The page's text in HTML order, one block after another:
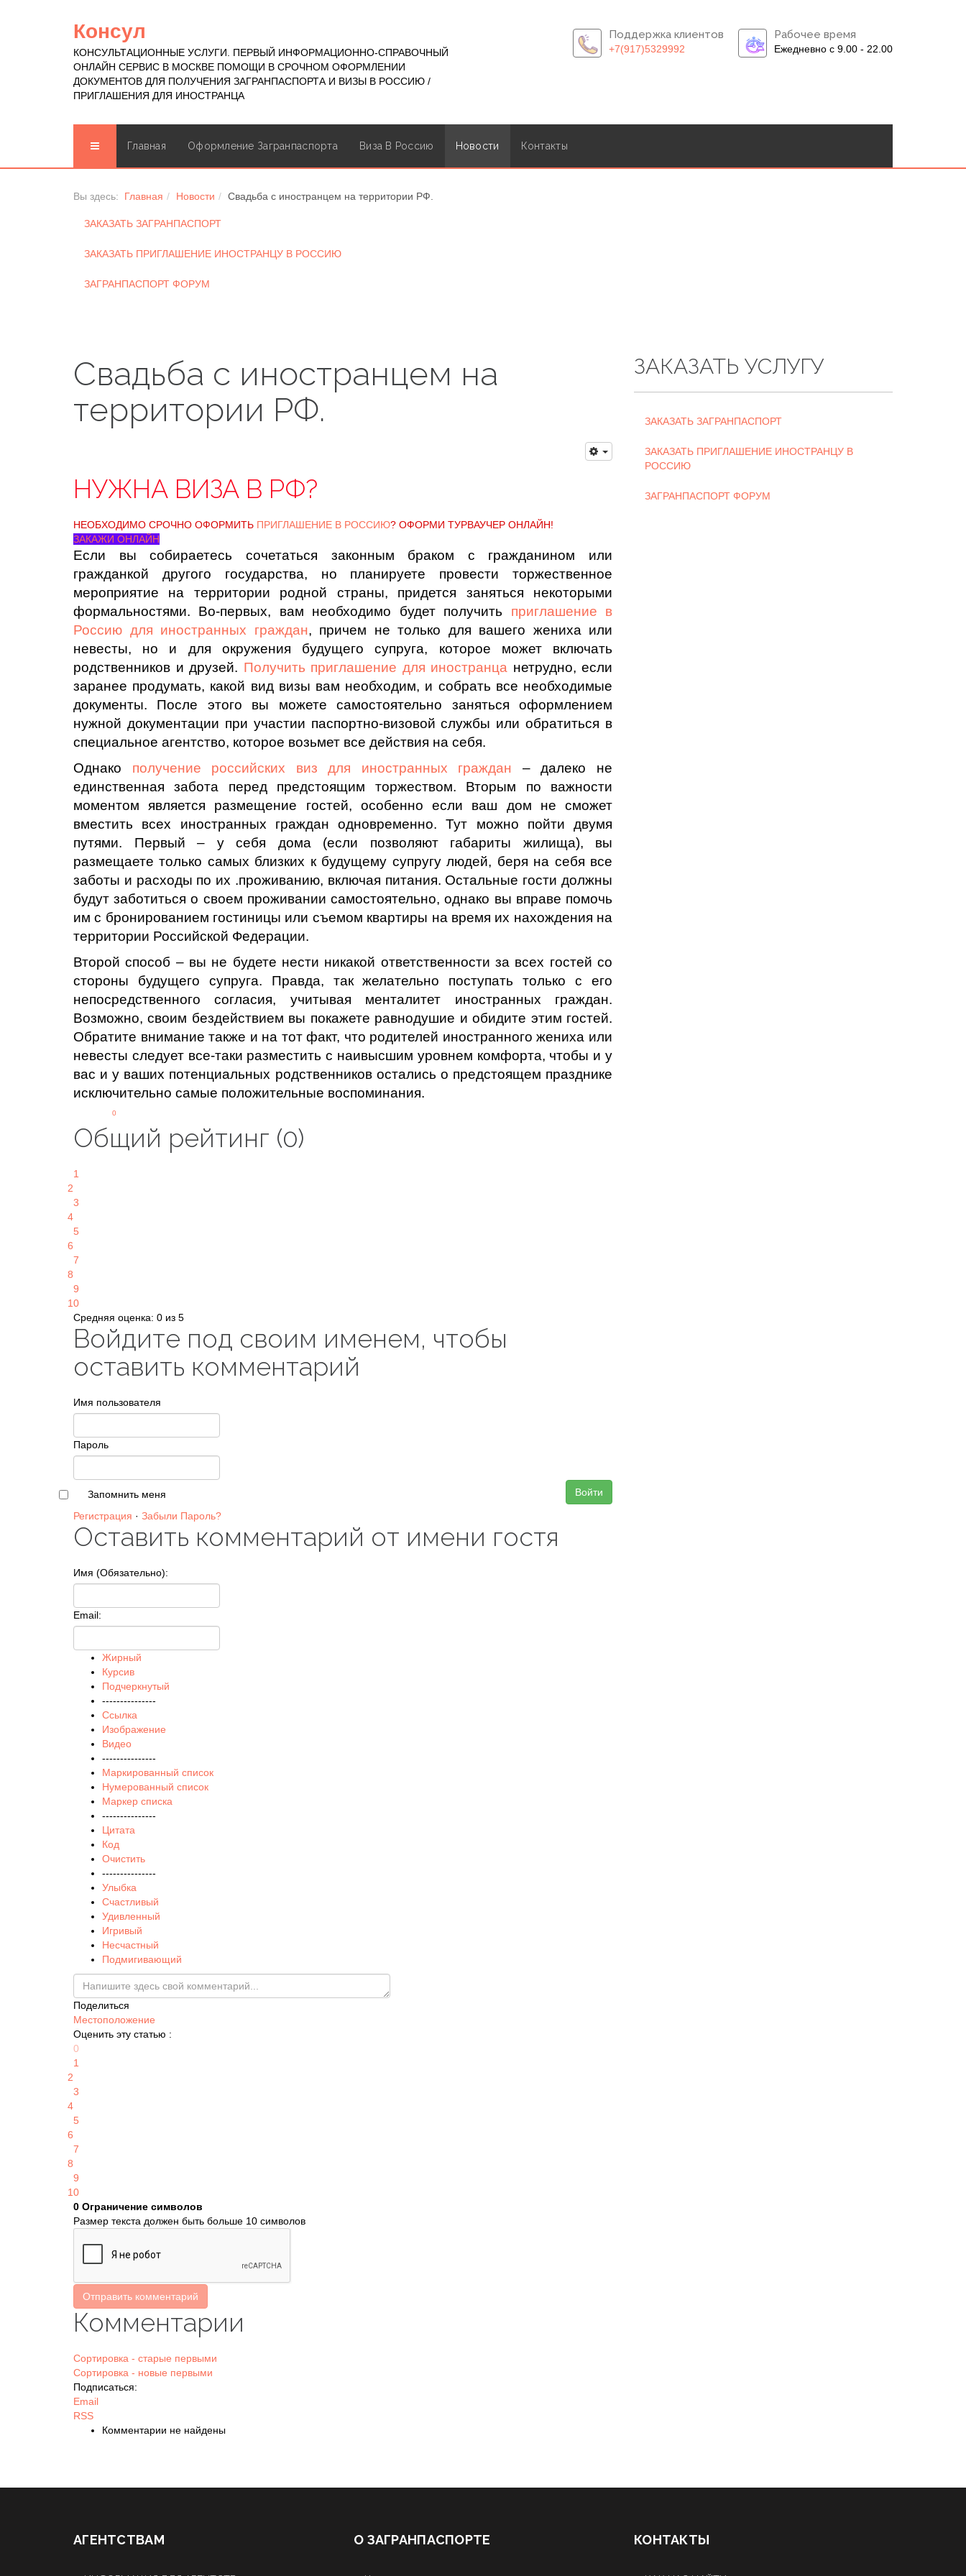
Консул
КОНСУЛЬТАЦИОННЫЕ УСЛУГИ. ПЕРВЫЙ ИНФОРМАЦИОННО-СПРАВОЧНЫЙ
ОНЛАЙН СЕРВИС В МОСКВЕ ПОМОЩИ В СРОЧНОМ ОФОРМЛЕНИИ
ДОКУМЕНТОВ ДЛЯ ПОЛУЧЕНИЯ ЗАГРАНПАСПОРТА И ВИЗЫ В РОССИЮ /
ПРИГЛАШЕНИЯ ДЛЯ ИНОСТРАНЦА
Поддержка клиентов
+7(917)5329992
Рабочее время
Ежедневно с 9.00 - 22.00
Главная Оформление Загранпаспорта Виза В Россию Новости Контакты
Вы здесь: Главная Новости Свадьба с иностранцем на территории РФ.
ЗАКАЗАТЬ ЗАГРАНПАСПОРТ
ЗАКАЗАТЬ ПРИГЛАШЕНИЕ ИНОСТРАНЦУ В РОССИЮ
ЗАГРАНПАСПОРТ ФОРУМ
Свадьба с иностранцем на
территории РФ.
НУЖНА ВИЗА В РФ?
НЕОБХОДИМО СРОЧНО ОФОРМИТЬ ПРИГЛАШЕНИЕ В РОССИЮ? ОФОРМИ ТУРВАУЧЕР ОНЛАЙН!
ЗАКАЖИ ОНЛАЙН
Если вы собираетесь сочетаться законным браком с гражданином или
гражданкой другого государства, но планируете провести торжественное
мероприятие на территории родной страны, придется заняться некоторыми
формальностями. Во-первых, вам необходимо будет получить приглашение в
Россию для иностранных граждан, причем не только для вашего жениха или
невесты, но и для окружения будущего супруга, которое может включать
родственников и друзей. Получить приглашение для иностранца нетрудно, если
заранее продумать, какой вид визы вам необходим, и собрать все необходимые
документы. После этого вы можете самостоятельно заняться оформлением
нужной документации при участии паспортно-визовой службы или обратиться в
специальное агентство, которое возьмет все действия на себя.
Однако получение российских виз для иностранных граждан – далеко не
единственная забота перед предстоящим торжеством. Вторым по важности
моментом является размещение гостей, особенно если ваш дом не сможет
вместить всех иностранных граждан одновременно. Тут можно пойти двумя
путями. Первый – у себя дома (если позволяют габариты жилища), вы
размещаете только самых близких к будущему супругу людей, беря на себя все
заботы и расходы по их .проживанию, включая питания. Остальные гости должны
будут заботиться о своем проживании самостоятельно, однако вы вправе помочь
им с бронированием гостиницы или съемом квартиры на время их нахождения на
территории Российской Федерации.
Второй способ – вы не будете нести никакой ответственности за всех гостей со
стороны будущего супруга. Правда, так желательно поступать только с его
непосредственного согласия, учитывая менталитет иностранных граждан.
Возможно, своим бездействием вы покажете равнодушие и обидите этим гостей.
Обратите внимание также и на тот факт, что родителей иностранного жениха или
невесты следует все-таки разместить с наивысшим уровнем комфорта, чтобы и у
вас и у ваших потенциальных родственников остались о предстоящем празднике
исключительно самые положительные воспоминания.
0
Общий рейтинг (0)
1
2
3
4
5
6
7
8
9
10
Средняя оценка: 0 из 5
Войдите под своим именем, чтобы
оставить комментарий
Имя пользователя
Пароль
Войти
Запомнить меня
Регистрация · Забыли Пароль?
Оставить комментарий от имени гостя
Имя (Обязательно):
Email:
Жирный
Курсив
Подчеркнутый
---------------
Ссылка
Изображение
Видео
---------------
Маркированный список
Нумерованный список
Маркер списка
---------------
Цитата
Код
Очистить
---------------
Улыбка
Счастливый
Удивленный
Игривый
Несчастный
Подмигивающий
Поделиться
Местоположение
Оценить эту статью :
0
1
2
3
4
5
6
7
8
9
10
0 Ограничение символов
Размер текста должен быть больше 10 символов
Отправить комментарий
Комментарии
Сортировка - старые первыми
Сортировка - новые первыми
Подписаться:
Email
RSS
Комментарии не найдены
ЗАКАЗАТЬ УСЛУГУ
ЗАКАЗАТЬ ЗАГРАНПАСПОРТ
ЗАКАЗАТЬ ПРИГЛАШЕНИЕ ИНОСТРАНЦУ В
РОССИЮ
ЗАГРАНПАСПОРТ ФОРУМ
АГЕНТСТВАМ О ЗАГРАНПАСПОРТЕ КОНТАКТЫ